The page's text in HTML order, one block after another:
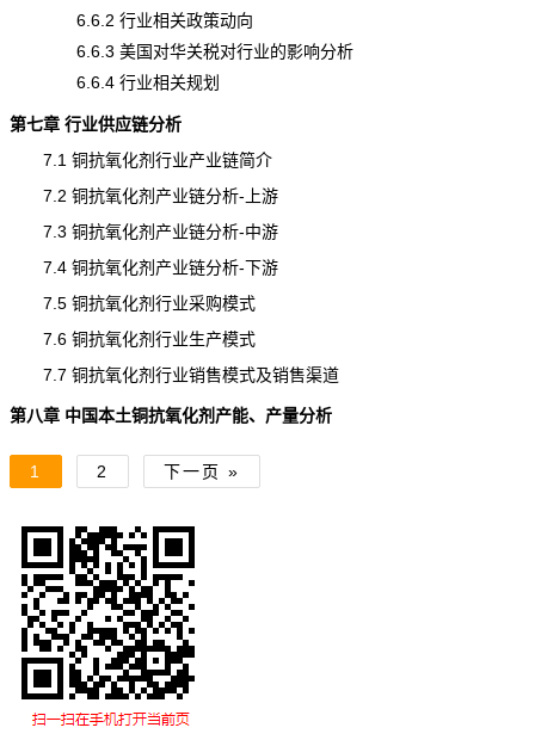
6.6.2 行业相关政策动向
6.6.3 美国对华关税对行业的影响分析
6.6.4 行业相关规划
第七章 行业供应链分析
7.1 铜抗氧化剂行业产业链简介
7.2 铜抗氧化剂产业链分析-上游
7.3 铜抗氧化剂产业链分析-中游
7.4 铜抗氧化剂产业链分析-下游
7.5 铜抗氧化剂行业采购模式
7.6 铜抗氧化剂行业生产模式
7.7 铜抗氧化剂行业销售模式及销售渠道
第八章 中国本土铜抗氧化剂 产能、产量分析
1 2 下一页 »